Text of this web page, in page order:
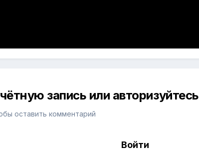
запись или авторизуйтесь
оставить комментарий
Войти